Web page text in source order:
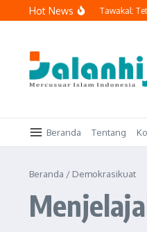
Lewati ke konten
Hot News
Paling Benar Tawakal:
Beranda Tentang
Beranda / Demokrasikuat